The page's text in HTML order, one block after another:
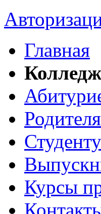
Главная
Колледж
Студенту
Курсы